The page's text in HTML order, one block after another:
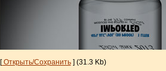
[Открыть/Сохранить] (31.3 Kb)